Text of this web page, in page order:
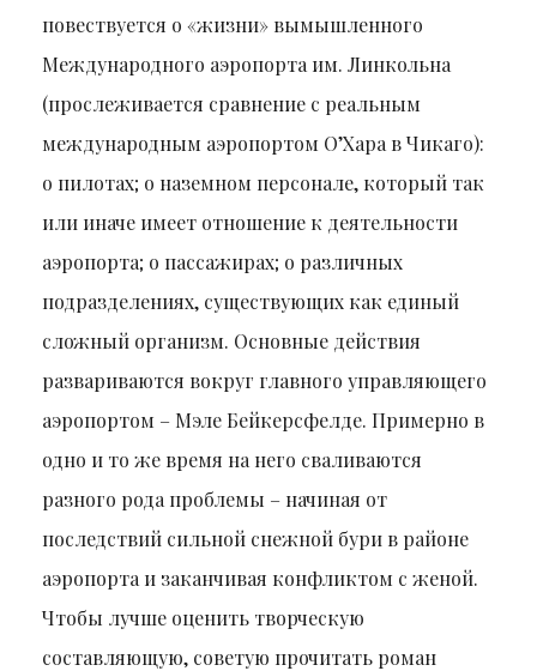
повествуется о «жизни» вымышленного
Международного аэропорта им. Линкольна
(прослеживается сравнение с реальным
международным аэропортом О’Хара в Чикаго):
о пилотах; о наземном персонале, который так
или иначе имеет отношение к деятельности
аэропорта; о пассажирах; о различных
подразделениях, существующих как единый
сложный организм. Основные действия
развариваются вокруг главного управляющего
аэропортом – Мэле Бейкерсфелде. Примерно в
одно и то же время на него сваливаются
разного рода проблемы – начиная от
последствий сильной снежной бури в районе
аэропорта и заканчивая конфликтом с женой.
Чтобы лучше оценить творческую
составляющую, советую прочитать роман